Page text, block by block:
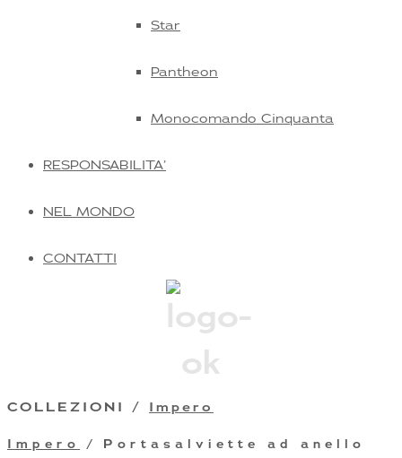
Star
Pantheon
Monocomando Cinquanta
RESPONSABILITA’
NEL MONDO
CONTATTI
COLLEZIONI / Impero
Impero / Portasalviette ad anello